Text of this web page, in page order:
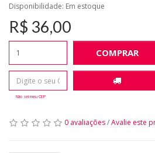
Disponibilidade: Em estoque
R$ 36,00
COMPRAR
Não sei meu CEP
0 avaliações/Avalie este